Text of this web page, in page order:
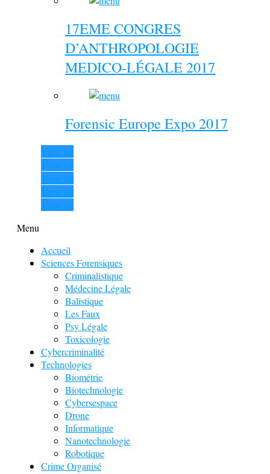
17EME CONGRES
D’ANTHROPOLOGIE
MEDICO-LÉGALE 2017
Forensic Europe Expo 2017
View all
View all
View all
View all
View all
Menu
Accueil
Sciences Forensiques
Criminalistique
Médecine Légale
Balistique
Les Faux
Psy Légale
Toxicologie
Cybercriminalité
Technologies
Biométrie
Biotechnologie
Cybersespace
Drone
Informatique
Nanotechnologie
Robotique
Crime Organisé